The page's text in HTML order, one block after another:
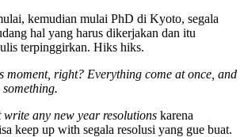
kemudian mulai PhD di Kyoto, segala
hal yang harus dikerjakan dan itu
terpinggirkan. Hiks hiks.
moment, right? Everything come at once, and
write any new year resolutions karena
keep up with segala resolusi yang gue buat.